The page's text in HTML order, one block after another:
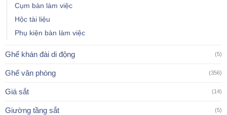
Cụm bàn làm việc
Hộc tài liệu
Phụ kiện bàn làm việc
Ghế khán đài di động (5)
Ghế văn phòng (356)
Giá sắt (14)
Giường tầng sắt (5)